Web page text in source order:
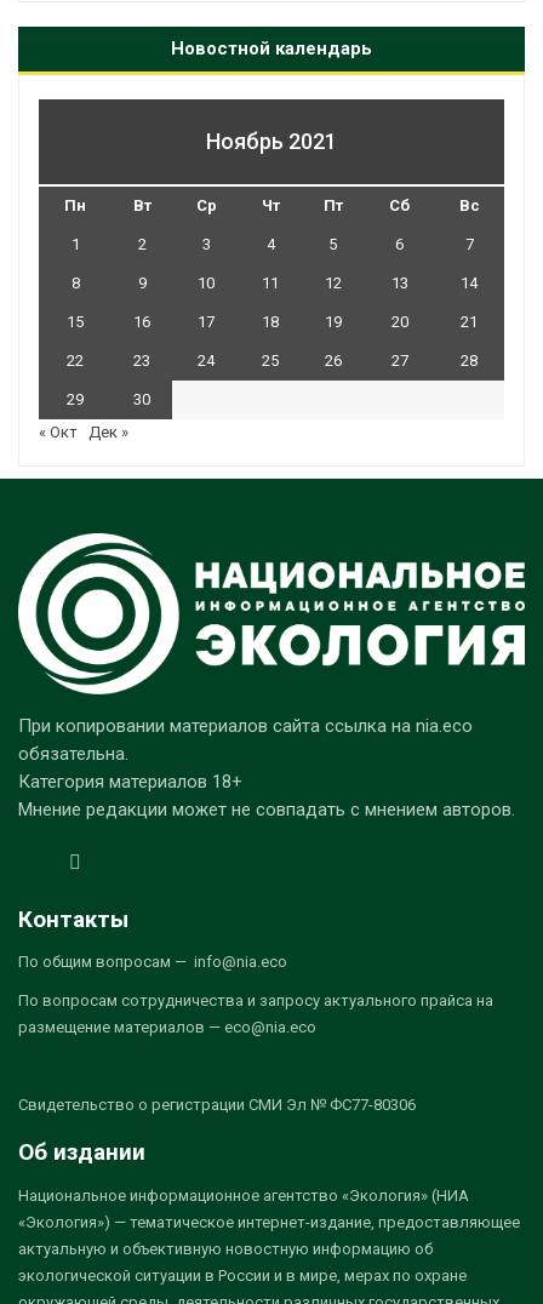
Новостной календарь
Ноябрь 2021
Пн Вт Ср Чт Пт Сб Вс
1 2 3 4 5 6 7
8 9 10 11 12 13 14
15 16 17 18 19 20 21
22 23 24 25 26 27 28
29
30
« Окт Дек »
При копировании материалов сайта ссылка на nia.eco
обязательна.
Категория материалов 18+
Мнение редакции может не совпадать с мнением авторов.
Контакты
По общим вопросам — info@nia.eco
По вопросам сотрудничества и запросу актуального прайса на
размещение материалов — eco@nia.eco
Свидетельство о регистрации СМИ Эл № ФС77-80306
Об издании
Национальное информационное агентство «Экология» (НИА
«Экология») — тематическое интернет-издание, предоставляющее
актуальную и объективную новостную информацию об
экологической ситуации в России и в мире, мерах по охране